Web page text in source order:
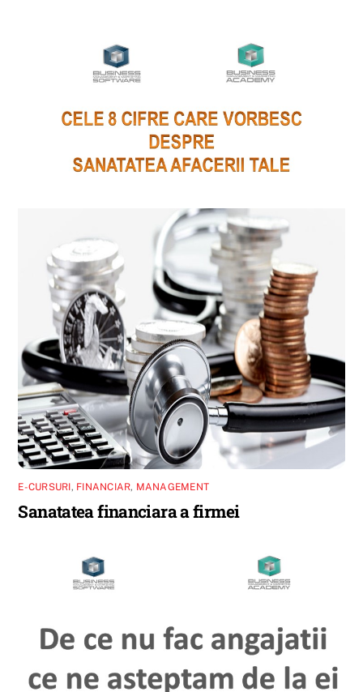
E-CURSURI, FINANCIAR, MANAGEMENT
Sanatatea financiara a firmei